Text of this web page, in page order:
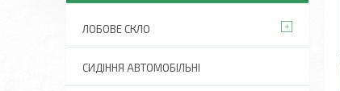
ЛОБОВЕ СКЛО
СИДІННЯ АВТОМОБІЛЬНІ